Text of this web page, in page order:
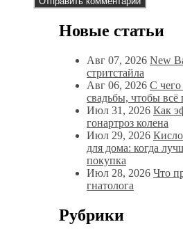
Новые статьи
Авг 07, 2026 New
стритстайла
Авг 06, 2026 С чего
свадьбы, чтобы
Июл 31, 2026 Как
гонартроз колена
Июл 29, 2026
для дома: когда
покупка
Июл 28, 2026 Что
гнатолога
Рубрики